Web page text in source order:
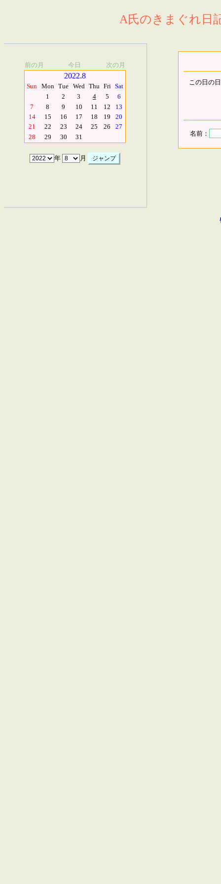
A氏のきまぐれ日
前の月 今日 次の月
2022.8
Sun Mon Tue Wed Thu Fri Sat
1
2 3 4 5
6
7
8 9 10 11 12
13
14
15 16 17 18 19
20
21
22 23 24 25 26
27
28
29 30 31
年 月
この日の
名前：